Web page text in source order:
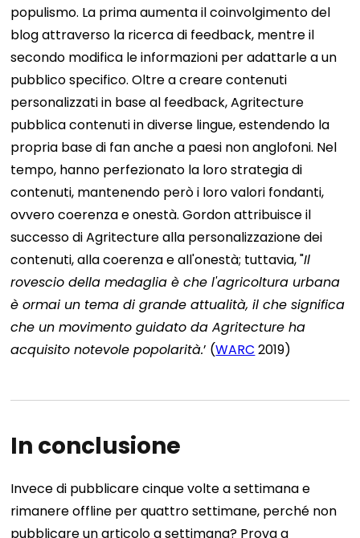
populismo. La prima aumenta il coinvolgimento del
blog attraverso la ricerca di feedback, mentre il
secondo modifica le informazioni per adattarle a un
pubblico specifico. Oltre a creare contenuti
personalizzati in base al feedback, Agritecture
pubblica contenuti in diverse lingue, estendendo la
propria base di fan anche a paesi non anglofoni. Nel
tempo, hanno perfezionato la loro strategia di
contenuti, mantenendo però i loro valori fondanti,
ovvero coerenza e onestà. Gordon attribuisce il
successo di Agritecture alla personalizzazione dei
contenuti, alla coerenza e all'onestà; tuttavia, "Il
rovescio della medaglia è che l'agricoltura urbana
è ormai un tema di grande attualità, il che significa
che un movimento guidato da Agritecture ha
acquisito notevole popolarità.’ (WARC 2019)
In conclusione
Invece di pubblicare cinque volte a settimana e
rimanere offline per quattro settimane, perché non
pubblicare un articolo a settimana? Prova a